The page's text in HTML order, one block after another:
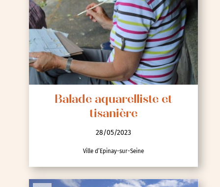
Balade aquarelliste et
tisanière
28/05/2023
Ville d’Epinay-sur-Seine